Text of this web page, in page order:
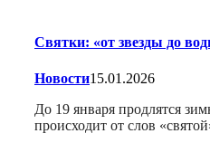
Святки: «от звезды до
Новости15.01.2026
До 19 января продлятся
происходит от слов